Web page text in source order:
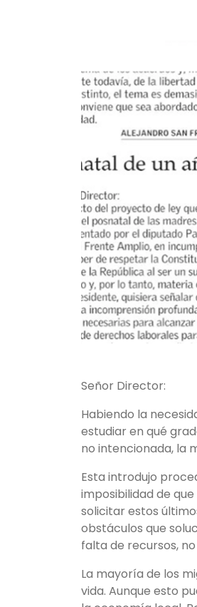
Señor Director:
Habiendo la
estudiar en qué
no intencionada, la
Esta introdujo
imposibilidad de
solicitar estos
obstáculos que
falta de recursos,
La mayoría de los
vida. Aunque esto